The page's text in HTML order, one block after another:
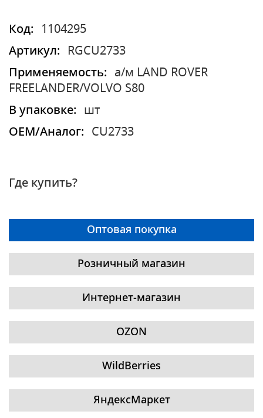
Код:
1104295
Артикул:
RGCU2733
Применяемость:
а/м LAND ROVER
FREELANDER/VOLVO S80
В упаковке:
шт
OEM/Аналог:
CU2733
Где купить?
Оптовая покупка
Розничный магазин
Интернет-магазин
OZON
WildBerries
ЯндексМаркет